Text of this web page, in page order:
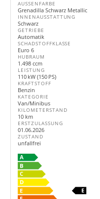
AUSSENFARBE
Grenadilla Schwarz Metallic
INNENAUSSTATTUNG
Schwarz
GETRIEBE
Automatik
SCHADSTOFFKLASSE
Euro 6
HUBRAUM
1.498 ccm
LEISTUNG
110 kW (150 PS)
KRAFTSTOFF
Benzin
KATEGORIE
Van/Minibus
KILOMETERSTAND
10 km
ERSTZULASSUNG
01.06.2026
ZUSTAND
unfallfrei